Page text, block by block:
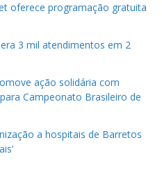
oferece programação gratuita
3 mil atendimentos em 2
ação solidária com
Campeonato Brasileiro de
a hospitais de Barretos